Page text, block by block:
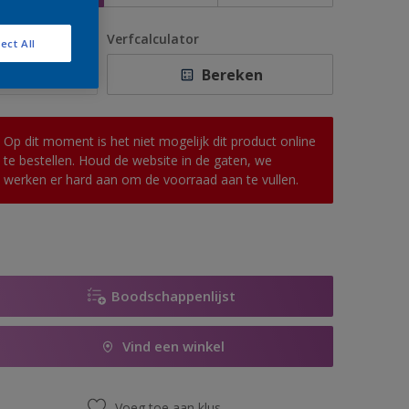
Verfcalculator
Bereken
Op dit moment is het niet mogelijk dit product online
te bestellen. Houd de website in de gaten, we
werken er hard aan om de voorraad aan te vullen.
Boodschappenlijst
Vind een winkel
All